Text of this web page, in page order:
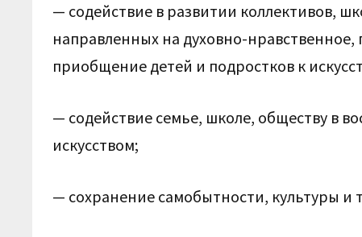
— содействие в развитии коллективов,
направленных на духовно-
приобщение детей и подростков к
— содействие семье, школе, обществу в
искусством;
— сохранение самобытности, культуры